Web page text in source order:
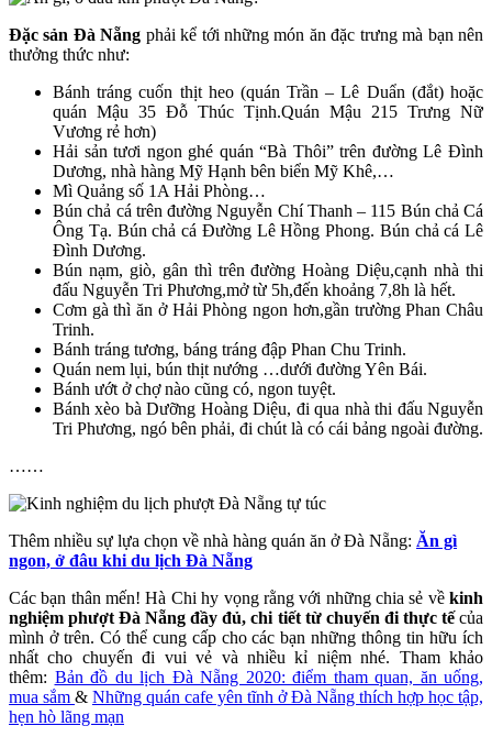
Đặc sản Đà Nẵng phải kể tới những món ăn đặc trưng mà bạn nên
thưởng thức như:
Bánh tráng cuốn thịt heo (quán Trần – Lê Duẩn (đắt) hoặc
quán Mậu 35 Đỗ Thúc Tịnh.Quán Mậu 215 Trưng Nữ
Vương rẻ hơn)
Hải sản tươi ngon ghé quán “Bà Thôi” trên đường Lê Đình
Dương, nhà hàng Mỹ Hạnh bên biển Mỹ Khê,…
Mì Quảng số 1A Hải Phòng…
Bún chả cá trên đường Nguyễn Chí Thanh – 115 Bún chả Cá
Ông Tạ. Bún chả cá Đường Lê Hồng Phong. Bún chả cá Lê
Đình Dương.
Bún nạm, giò, gân thì trên đường Hoàng Diệu,cạnh nhà thi
đấu Nguyễn Tri Phương,mở từ 5h,đến khoảng 7,8h là hết.
Cơm gà thì ăn ở Hải Phòng ngon hơn,gần trường Phan Châu
Trinh.
Bánh tráng tương, báng tráng đập Phan Chu Trinh.
Quán nem lụi, bún thịt nướng …dưới đường Yên Bái.
Bánh ướt ở chợ nào cũng có, ngon tuyệt.
Bánh xèo bà Dưỡng Hoàng Diệu, đi qua nhà thi đấu Nguyễn
Tri Phương, ngó bên phải, đi chút là có cái bảng ngoài đường.
……
Thêm nhiều sự lựa chọn về nhà hàng quán ăn ở Đà Nẵng: Ăn gì
ngon, ở đâu khi du lịch Đà Nẵng
Các bạn thân mến! Hà Chi hy vọng rằng với những chia sẻ về kinh
nghiệm phượt Đà Nẵng đầy đủ, chi tiết từ chuyến đi thực tếcủa
mình ở trên. Có thể cung cấp cho các bạn những thông tin hữu ích
nhất cho chuyến đi vui vẻ và nhiều kỉ niệm nhé. Tham khảo
thêm: Bản đồ du lịch Đà Nẵng 2020: điểm tham quan, ăn uống,
mua sắm & Những quán cafe yên tĩnh ở Đà Nẵng thích hợp học tập,
hẹn hò lãng mạn